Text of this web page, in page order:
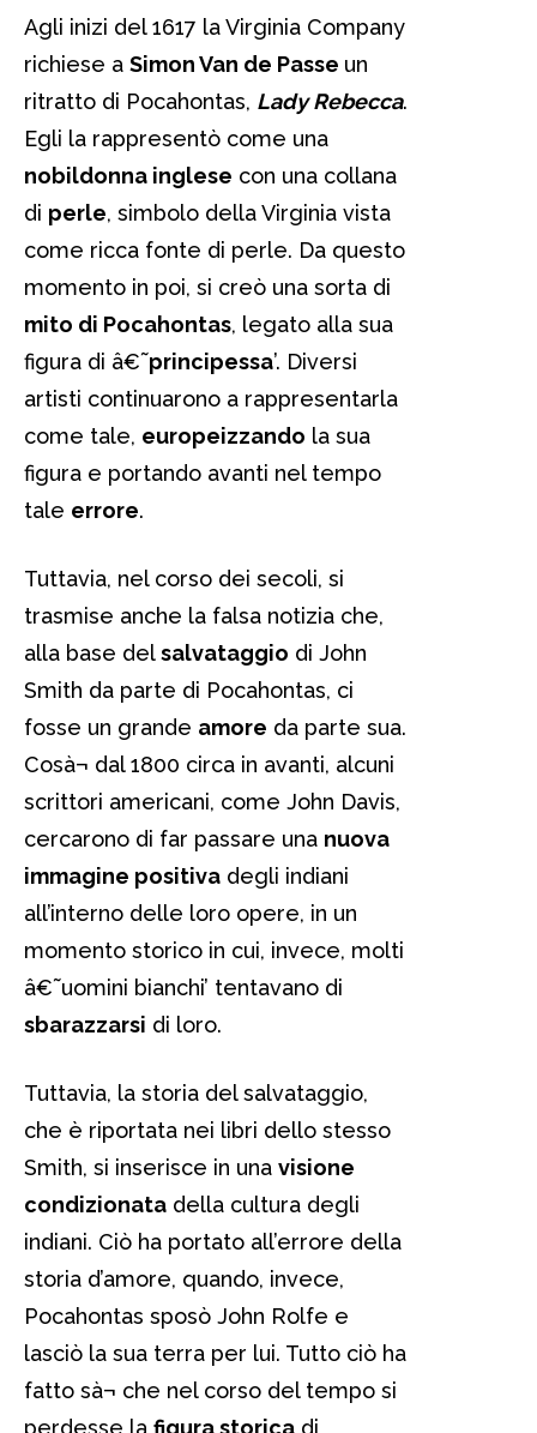
Agli inizi del 1617 la Virginia Company
richiese a Simon Van de Passe un
ritratto di Pocahontas, Lady Rebecca.
Egli la rappresentò come una
nobildonna inglese con una collana
di perle, simbolo della Virginia vista
come ricca fonte di perle. Da questo
momento in poi, si creò una sorta di
mito di Pocahontas, legato alla sua
figura di â€˜principessa’. Diversi
artisti continuarono a rappresentarla
come tale, europeizzando la sua
figura e portando avanti nel tempo
tale errore.
Tuttavia, nel corso dei secoli, si
trasmise anche la falsa notizia che,
alla base delsalvataggio di John
Smith da parte di Pocahontas, ci
fosse un grande amore da parte sua.
Cosà¬ dal 1800 circa in avanti, alcuni
scrittori americani, come John Davis,
cercarono di far passare una nuova
immagine positiva degli indiani
all’interno delle loro opere, in un
momento storico in cui, invece, molti
â€˜uomini bianchi’ tentavano di
sbarazzarsi di loro.
Tuttavia, la storia del salvataggio,
che è riportata nei libri dello stesso
Smith, si inserisce in una visione
condizionata della cultura degli
indiani. Ciò ha portato all’errore della
storia d’amore, quando, invece,
Pocahontas sposò John Rolfe e
lasciò la sua terra per lui. Tutto ciò ha
fatto sà¬ che nel corso del tempo si
perdesse la figura storica di